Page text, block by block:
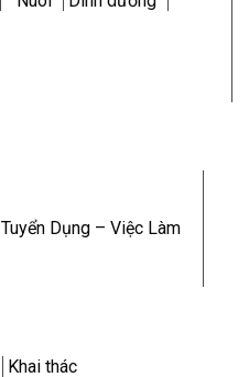
Tuyển Dụng – Việc Làm
Khai thác